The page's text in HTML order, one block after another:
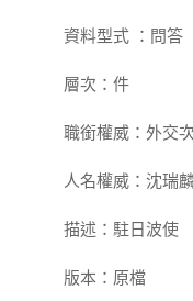
資料型式 ：問答
層次：件
職銜權威：外交
人名權威：沈瑞
描述：駐日波使
版本：原檔